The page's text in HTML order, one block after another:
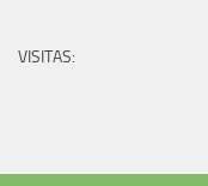
VISITAS: